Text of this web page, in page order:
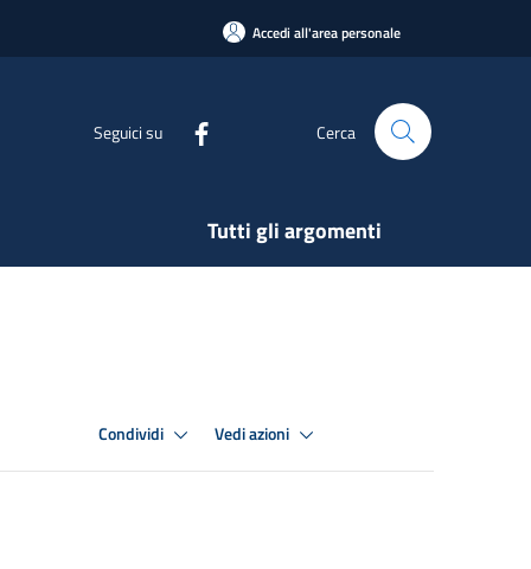
Accedi all'area personale
Seguici su Cerca
Tutti gli argomenti
Condividi Vedi azioni